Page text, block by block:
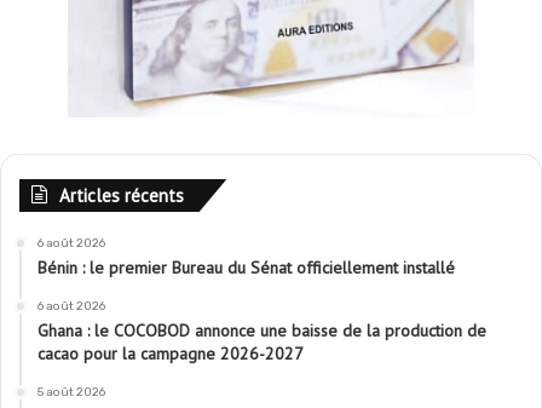
Articles récents
6 août 2026
Bénin : le premier Bureau du Sénat officiellement installé
6 août 2026
Ghana : le COCOBOD annonce une baisse de la production de
cacao pour la campagne 2026-2027
5 août 2026